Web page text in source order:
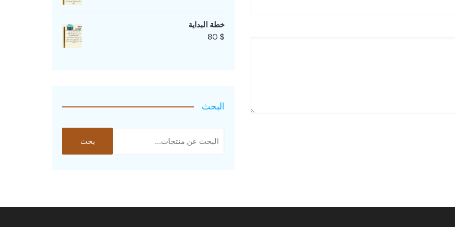
خطة البداية
80 $
البحث
عن:
بحث